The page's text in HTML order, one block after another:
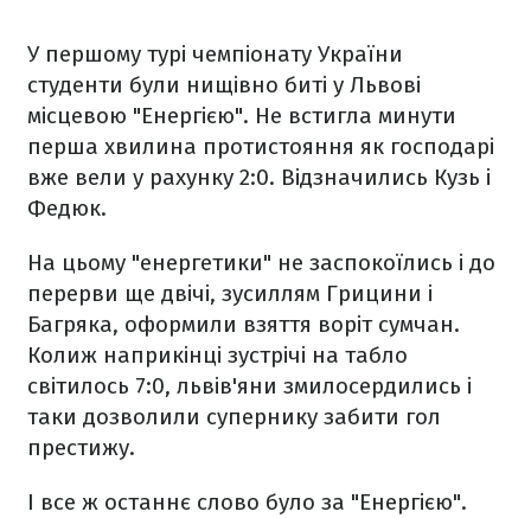
У першому турі чемпіонату України
студенти були нищівно биті у Львові
місцевою "Енергією". Не встигла минути
перша хвилина протистояння як господарі
вже вели у рахунку 2:0. Відзначились Кузь і
Федюк.
На цьому "енергетики" не заспокоїлись і до
перерви ще двічі, зусиллям Грицини і
Багряка, оформили взяття воріт сумчан.
Колиж наприкінці зустрічі на табло
світилось 7:0, львів'яни змилосердились і
таки дозволили супернику забити гол
престижу.
І все ж останнє слово було за "Енергією".